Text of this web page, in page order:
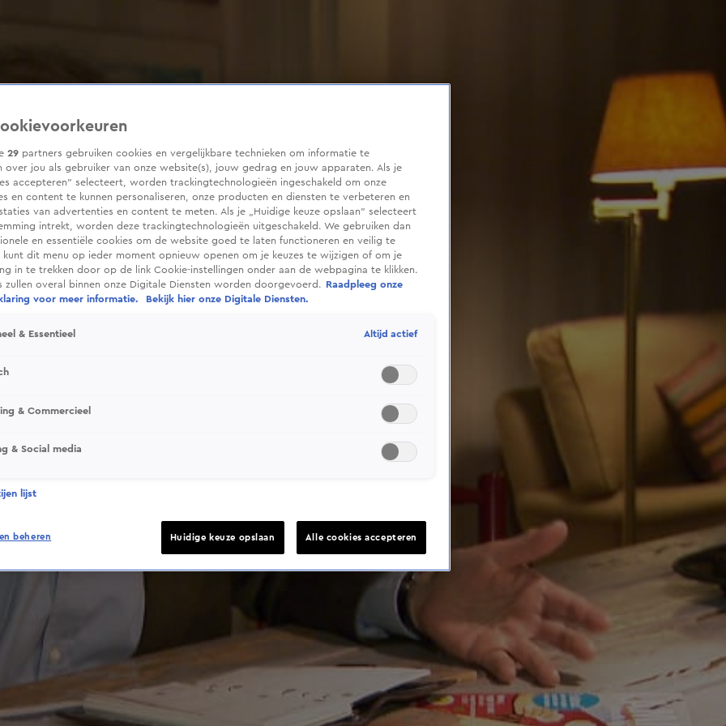
29 partners gebruiken cookies en vergelijkbare technieken om informatie te
over jou als gebruiker van onze website(s), jouw gedrag en jouw apparaten. Als je
accepteren” selecteert, worden trackingtechnologieën ingeschakeld om onze
en content te kunnen personaliseren, onze producten en diensten te verbeteren en
van advertenties en content te meten. Als je „Huidige keuze opslaan” selecteert
intrekt, worden deze trackingtechnologieën uitgeschakeld. We gebruiken dan
en essentiële cookies om de website goed te laten functioneren en veilig te
kunt dit menu op ieder moment opnieuw openen om je keuzes te wijzigen of om je
in te trekken door op de link Cookie-instellingen onder aan de webpagina te klikken.
zullen overal binnen onze Digitale Diensten worden doorgevoerd.
Raadpleeg onze
voor meer informatie.
Bekijk hier onze Digitale Diensten.
& Essentieel Altijd actief
& Commercieel
& Social media
lijst
beheren Huidige keuze opslaan Alle cookies accepteren